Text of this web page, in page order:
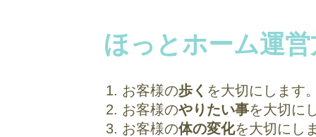
1. お客様の歩く を大切にします
2. お客様のやりたい事を大切に
3. お客様の体の変化を大切にし
ほっとホーム運